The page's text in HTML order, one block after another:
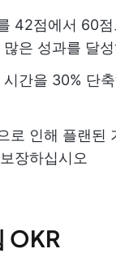
42점에서 60점
은 성과를 달
간을 30% 단
로 인해 플랜된
장하십시오
OKR